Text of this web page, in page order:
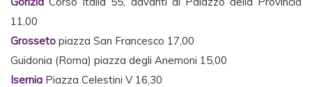
11,00
Grosseto piazza San Francesco 17,00
Guidonia (Roma) piazza degli Anemoni 15,00
Isernia Piazza Celestini V 16,30